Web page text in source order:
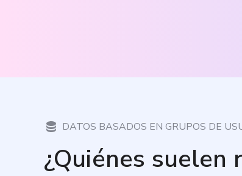
DATOS BASADOS EN GRUPOS DE
¿Quiénes suelen